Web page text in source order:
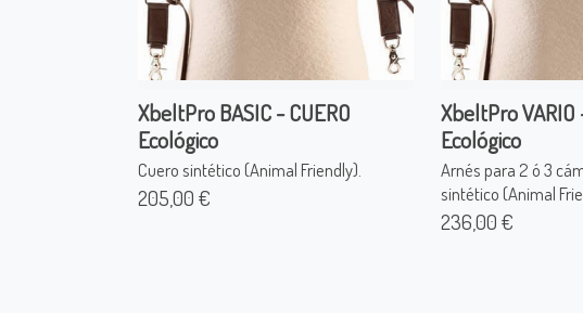
XbeltPro BASIC - CUERO
Ecológico
Cuero sintético (Animal Friendly).
205,00 €
XbeltPro VARIO
Ecológico
Arnés para 2 ó 3
sintético (Animal
236,00 €